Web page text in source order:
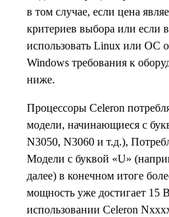
в том случае, если цена
критериев выбора или если
использовать Linux или ОС
Windows требования к
ниже.
Процессоры Celeron
модели, начинающиеся с
N3050, N3060 и т.д.),
Модели с буквой «U»
далее) в конечном итоге
мощность уже достигает 15
использовании Celeron